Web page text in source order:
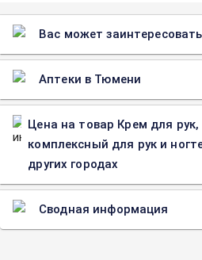
Вас может заинтересовать
Аптеки в Тюмени
Цена на товар Крем для
комплексный для рук и
других городах
Сводная информация